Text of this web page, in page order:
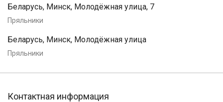
Беларусь, Минск, Молодёжная улица, 7
Пряльники
Беларусь, Минск, Молодёжная улица
Пряльники
Контактная информация